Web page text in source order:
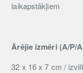
laikapstākļiem
Ārējie izmēri (A/P/
32 x 16 x 7 cm /